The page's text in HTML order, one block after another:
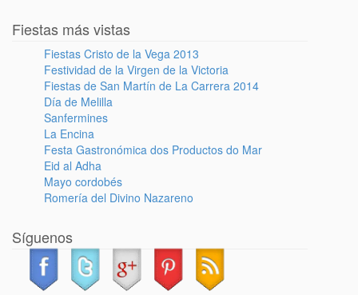
Fiestas más vistas
Fiestas Cristo de la Vega 2013
Festividad de la Virgen de la Victoria
Fiestas de San Martín de La Carrera 2014
Día de Melilla
Sanfermines
La Encina
Festa Gastronómica dos Productos do Mar
Eid al Adha
Mayo cordobés
Romería del Divino Nazareno
Síguenos